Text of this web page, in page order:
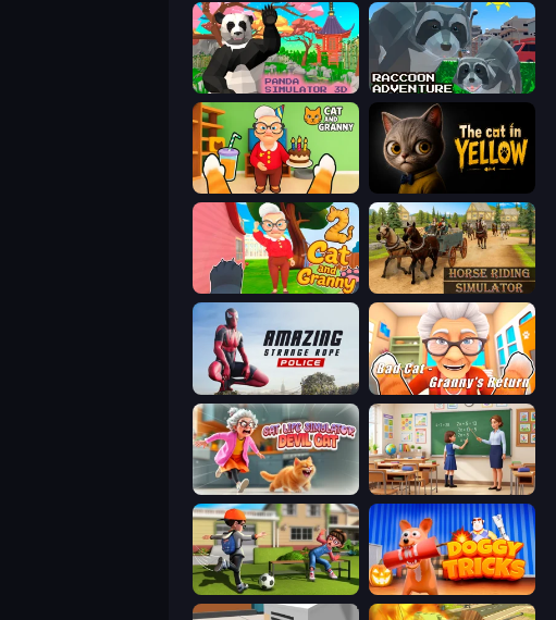
Panda Simulator 3D Raccoon Adventure: City Simulator 3D
Cat and Granny The Cat in Yellow
Cat and Granny 2 Horse Riding Simulator
Amazing Strange Rope Police Bad Cat - Granny's Return
Cat Life Simulator: Devil Cat High School Teacher Simulator
The Prank King Doggy Tricks